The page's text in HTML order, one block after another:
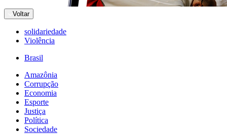
Voltar
solidariedade
Violência
Brasil
Amazônia
Corrupção
Economia
Esporte
Justiça
Política
Sociedade